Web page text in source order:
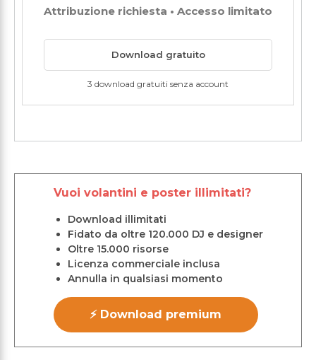
Attribuzione richiesta • Accesso limitato
Download gratuito
3 download gratuiti senza account
Vuoi volantini e poster illimitati?
Download illimitati
Fidato da oltre 120.000 DJ e designer
Oltre 15.000 risorse
Licenza commerciale inclusa
Annulla in qualsiasi momento
⚡ Download premium